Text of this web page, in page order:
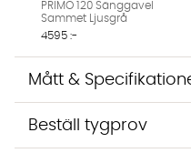
PRIMO 120 Sänggavel
Sammet Ljusgrå
4595 :-
Mått &
Beställ tygprov
Jag godkänner